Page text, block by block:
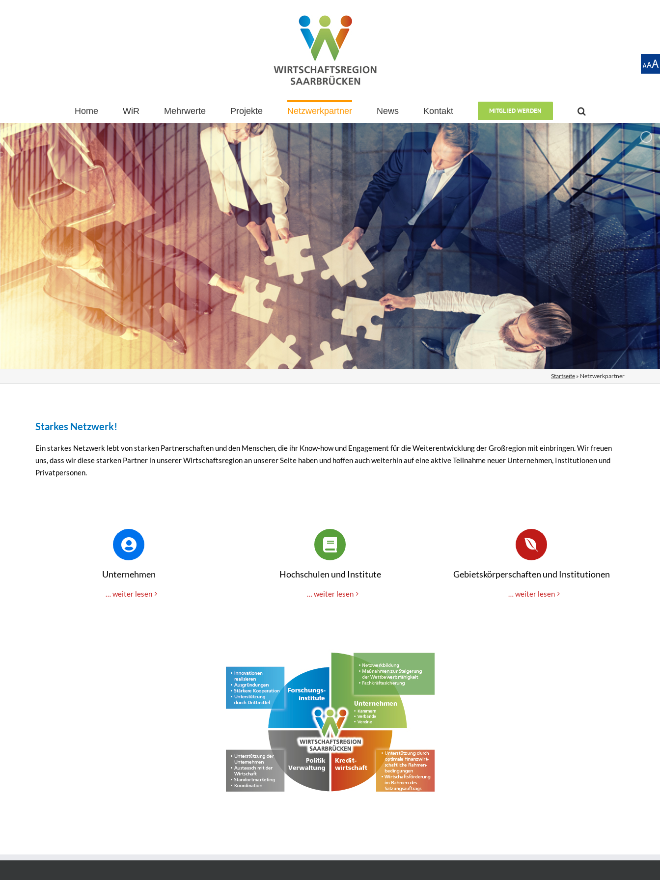
Home WiR Mehrwerte Projekte Netzwerkpartner News Kontakt MITGLIED WERDEN
Startseite » Netzwerkpartner
Starkes Netzwerk!
Ein starkes Netzwerk lebt von starken Partnerschaften und den Menschen, die ihr Know-how und Engagement für die Weiterentwicklung der Großregion mit einbringen. Wir freuen
uns, dass wir diese starken Partner in unserer Wirtschaftsregion an unserer Seite haben und hoffen auch weiterhin auf eine aktive Teilnahme neuer Unternehmen, Institutionen und
Privatpersonen.
Unternehmen
… weiter lesen
Hochschulen und Institute
… weiter lesen
Gebietskörperschaften und Institutionen
… weiter lesen